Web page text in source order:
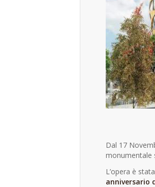
Dal 17
monumentale
L’opera è
anniversario